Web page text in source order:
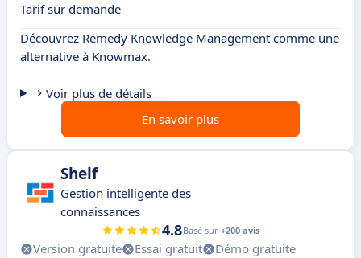
Tarif sur demande
Découvrez Remedy Knowledge Management comme une
alternative à Knowmax.
Voir plus de détails
En savoir plus
Shelf
Gestion intelligente des
connaissances
4.8Basé sur +200 avis
Version gratuite Essai gratuit
Démo gratuite